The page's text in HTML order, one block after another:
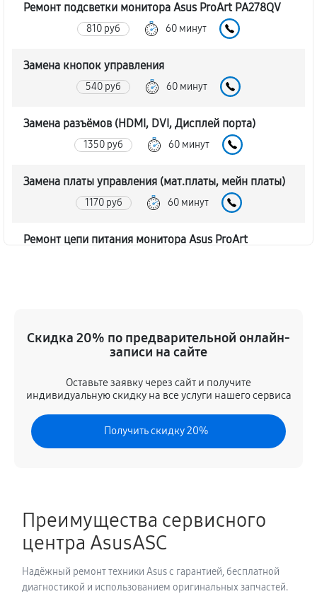
Ремонт подсветки монитора Asus ProArt PA278QV
810 руб 60 минут
Замена кнопок управления
540 руб 60 минут
Замена разъёмов (HDMI, DVI, Дисплей порта)
1350 руб 60 минут
Замена платы управления (мат.платы, мейн платы)
1170 руб 60 минут
Ремонт цепи питания монитора Asus ProArt
630 руб 60 минут
1260 руб 60 минут
Ремонт блока управления
630 руб 60 минут
Замена электронных компонентов
1710 руб 60 минут
Скидка 20% по предварительной онлайн-
записи на сайте
Оставьте заявку через сайт и получите
индивидуальную скидку на все услуги нашего сервиса
Получить скидку 20%
Преимущества сервисного
центра AsusASC
Надёжный ремонт техники Asus с гарантией, бесплатной
диагностикой и использованием оригинальных запчастей.